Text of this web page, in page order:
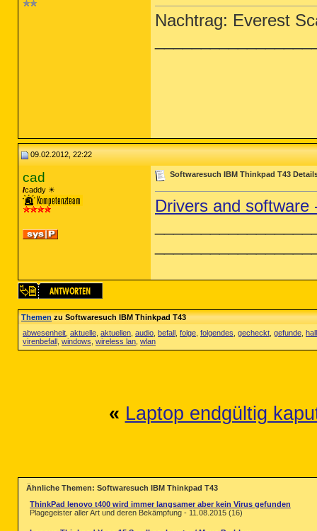
Nachtrag: Everest
09.02.2012, 22:22
cad
caddy ☀
Softwaresuch IBM Thinkpad T43
Drivers and
Themenzu Softwaresuch IBM Thinkpad T43
abwesenheit aktuelle aktuellen audio befall folge folgendes gecheckt gefunde
virenbefall windows wireless lan wlan
« Laptop endgültig
Ähnliche Themen: Softwaresuch IBM Thinkpad T43
ThinkPad lenovo t400 wird immer langsamer aber kein Virus gefunden
Plagegeister aller Art und deren Bekämpfung - 11.08.2015 (16)